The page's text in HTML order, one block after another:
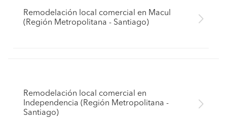
Remodelación local comercial en Macul
(Región Metropolitana - Santiago)
Remodelación local comercial en
Independencia (Región Metropolitana -
Santiago)